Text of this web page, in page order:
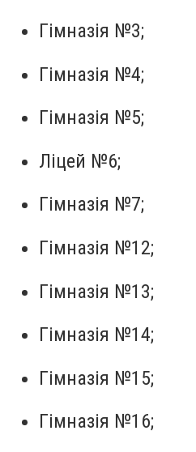
Гімназія №3;
Гімназія №4;
Гімназія №5;
Ліцей №6;
Гімназія №7;
Гімназія №12;
Гімназія №13;
Гімназія №14;
Гімназія №15;
Гімназія №16;